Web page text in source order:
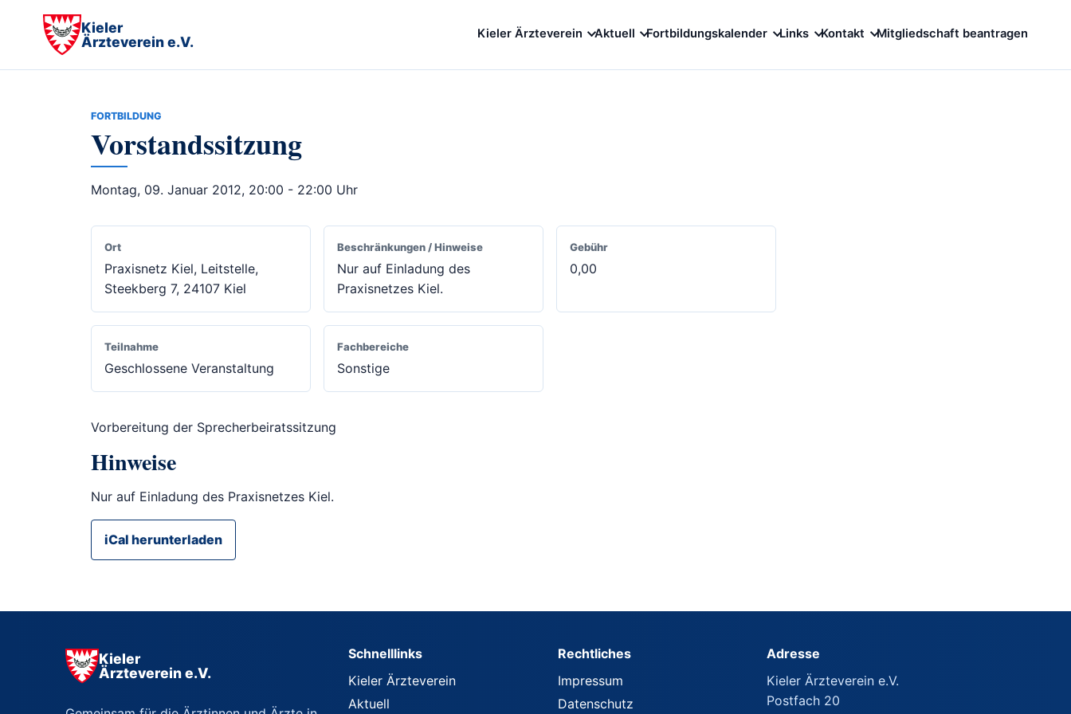
Kieler
Ärzteverein e.V.
Kieler Ärzteverein Aktuell Fortbildungskalender Links Kontakt Mitgliedschaft beantragen
FORTBILDUNG
Vorstandssitzung
Montag, 09. Januar 2012, 20:00 - 22:00 Uhr
Ort
Praxisnetz Kiel, Leitstelle,
Steekberg 7, 24107 Kiel
Beschränkungen / Hinweise
Nur auf Einladung des
Praxisnetzes Kiel.
Gebühr
0,00
Teilnahme
Geschlossene Veranstaltung
Fachbereiche
Sonstige
Vorbereitung der Sprecherbeiratssitzung
Hinweise
Nur auf Einladung des Praxisnetzes Kiel.
iCal herunterladen
Kieler
Ärzteverein e.V.
Schnelllinks
Kieler Ärzteverein
Aktuell
Rechtliches
Impressum
Datenschutz
Adresse
Kieler Ärzteverein e.V.
Postfach 20